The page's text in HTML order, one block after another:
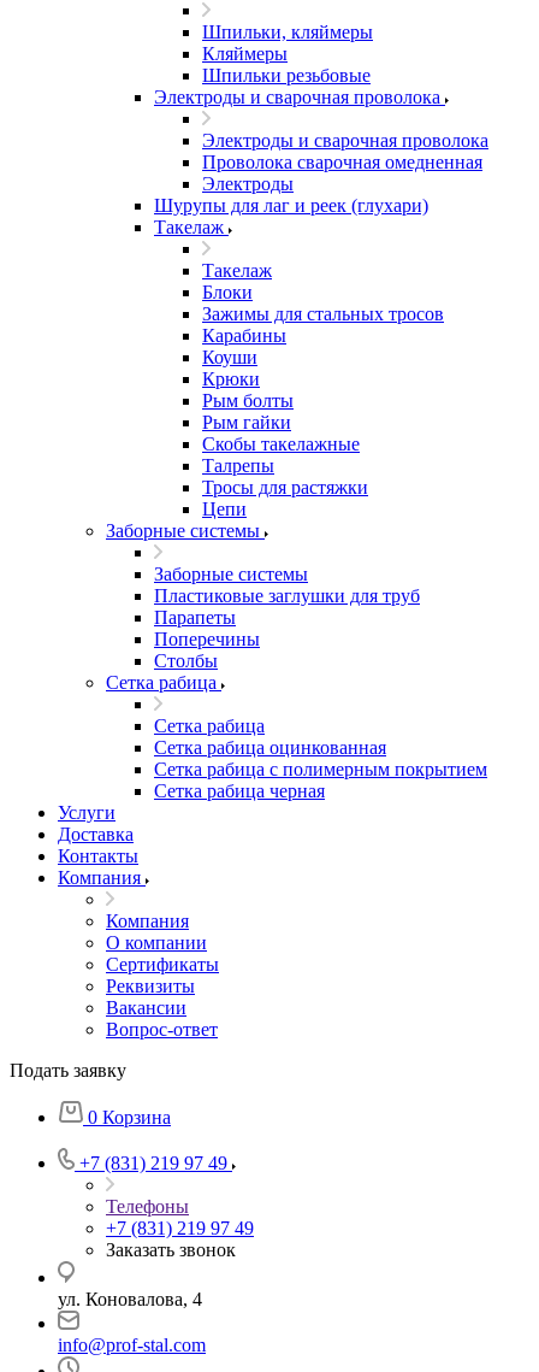
Шпильки, кляймеры
Кляймеры
Шпильки резьбовые
Электроды и сварочная проволока
Электроды и сварочная проволока
Проволока сварочная омедненная
Электроды
Шурупы для лаг и реек (глухари)
Такелаж
Такелаж
Блоки
Зажимы для стальных тросов
Карабины
Коуши
Крюки
Рым болты
Рым гайки
Скобы такелажные
Талрепы
Тросы для растяжки
Цепи
Заборные системы
Заборные системы
Пластиковые заглушки для труб
Парапеты
Поперечины
Столбы
Сетка рабица
Сетка рабица
Сетка рабица оцинкованная
Сетка рабица с полимерным покрытием
Сетка рабица черная
Услуги
Доставка
Контакты
Компания
Компания
О компании
Сертификаты
Реквизиты
Вакансии
Вопрос-ответ
Подать заявку
0 Корзина
+7 (831) 219 97 49
Телефоны
+7 (831) 219 97 49
Заказать звонок
ул. Коновалова, 4
info@prof-stal.com